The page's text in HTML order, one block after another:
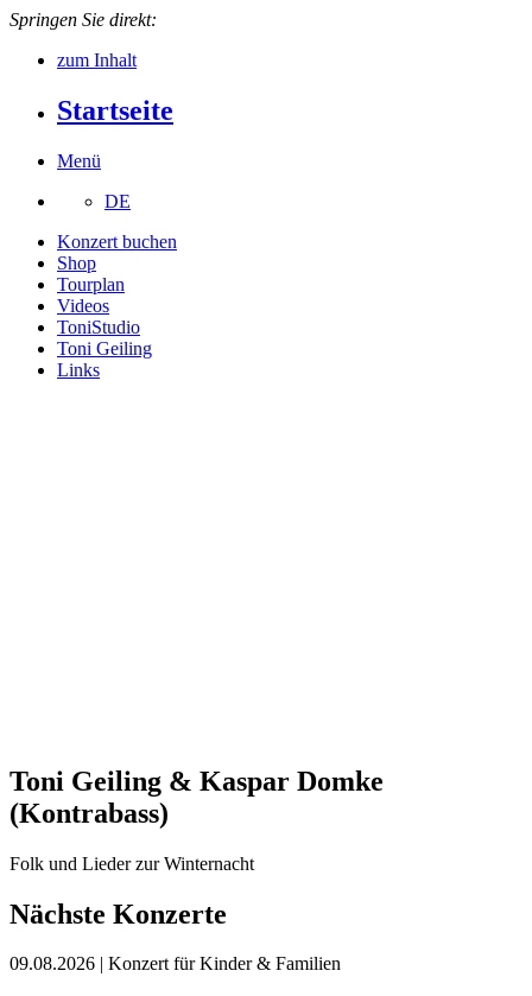
Springen Sie direkt:
zum Inhalt
Startseite
Menü
DE
Konzert buchen
Shop
Tourplan
Videos
ToniStudio
Toni Geiling
Links
Toni Geiling & Kaspar Domke
(Kontrabass)
Folk und Lieder zur Winternacht
Nächste Konzerte
09.08.2026 | Konzert für Kinder & Familien